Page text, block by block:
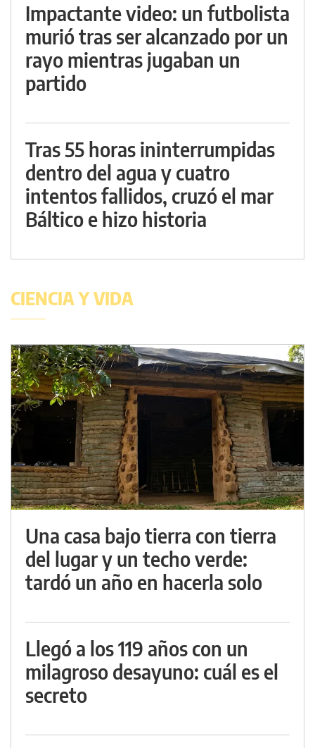
Impactante video: un futbolista
murió tras ser alcanzado por un
rayo mientras jugaban un
partido
Tras 55 horas ininterrumpidas
dentro del agua y cuatro
intentos fallidos, cruzó el mar
Báltico e hizo historia
CIENCIA Y VIDA
Una casa bajo tierra con tierra
del lugar y un techo verde:
tardó un año en hacerla solo
Llegó a los 119 años con un
milagroso desayuno: cuál es el
secreto